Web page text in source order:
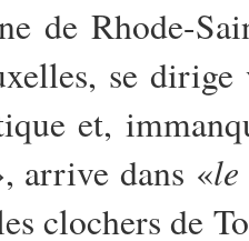
de Rhode-
se
et,
arrive dans «le
clochers de